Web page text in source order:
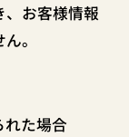
お客様情報
。
た場合